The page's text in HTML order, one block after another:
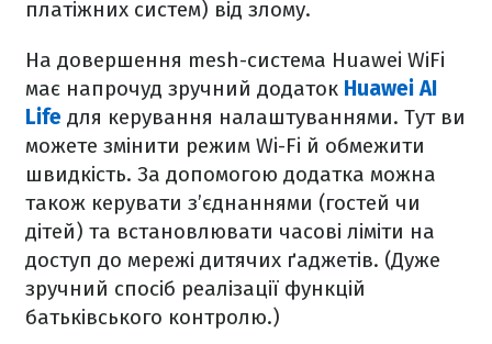
платіжних систем) від злому.
На довершення mesh-система Huawei WiFi
має напрочуд зручний додаток Huawei AI
Life для керування налаштуваннями. Тут ви
можете змінити режим Wi-Fi й обмежити
швидкість. За допомогою додатка можна
також керувати з’єднаннями (гостей чи
дітей) та встановлювати часові ліміти на
доступ до мережі дитячих ґаджетів. (Дуже
зручний спосіб реалізації функцій
батьківського контролю.)